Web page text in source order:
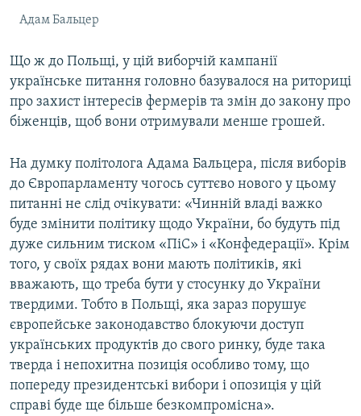
Адам Бальцер
Що ж до Польщі, у цій виборчій кампанії
українське питання головно базувалося на риториці
про захист інтересів фермерів та змін до закону про
біженців, щоб вони отримували менше грошей.
На думку політолога Адама Бальцера, після виборів
до Європарламенту чогось суттєво нового у цьому
питанні не слід очікувати: «Чинній владі важко
буде змінити політику щодо України, бо будуть під
дуже сильним тиском «ПіС» і «Конфедерації». Крім
того, у своїх рядах вони мають політиків, які
вважають, що треба бути у стосунку до України
твердими. Тобто в Польщі, яка зараз порушує
європейське законодавство блокуючи доступ
українських продуктів до свого ринку, буде така
тверда і непохитна позиція особливо тому, що
попереду президентські вибори і опозиція у цій
справі буде ще більше безкомпромісна».